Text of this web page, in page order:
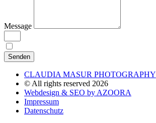
Message
Senden
CLAUDIA MASUR PHOTOGRAPHY
© All rights reserved 2026
Webdesign & SEO by AZOORA
Impressum
Datenschutz